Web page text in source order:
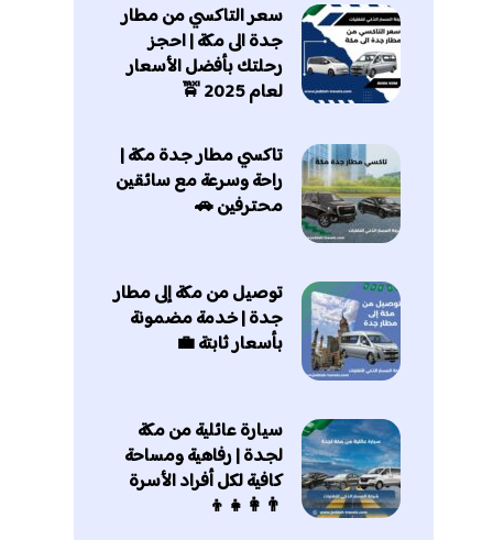
سعر التاكسي من مطار
جدة الى مكة | احجز
رحلتك بأفضل الأسعار
لعام 2025 🚖
تاكسي مطار جدة مكة |
راحة وسرعة مع سائقين
محترفين 🚗
توصيل من مكة إلى مطار
جدة | خدمة مضمونة
بأسعار ثابتة 💼
سيارة عائلية من مكة
لجدة | رفاهية ومساحة
كافية لكل أفراد الأسرة
👨‍👩‍👧‍👦